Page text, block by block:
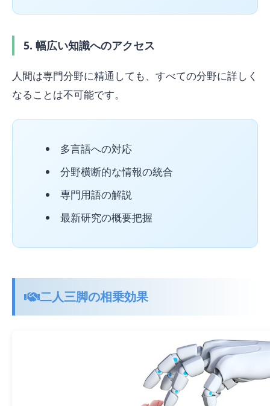
5. 幅広い知識へのアクセス
人間は専門分野に精通しても、すべての分野に詳しく
なることは不可能です。
多言語への対応
分野横断的な情報の統合
専門用語の解説
最新研究の概要把握
二人三脚の相乗効果